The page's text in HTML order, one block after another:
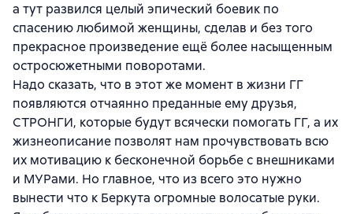
а тут развился целый эпический боевик по
спасению любимой женщины, сделав и без того
прекрасное произведение ещё более насыщенным
остросюжетными поворотами.
Надо сказать, что в этот же момент в жизни ГГ
появляются отчаянно преданные ему друзья,
СТРОНГИ, которые будут всячески помогать ГГ, а их
жизнеописание позволят нам прочувствовать всю
их мотивацию к бесконечной борьбе с внешниками
и МУРами. Но главное, что из всего это нужно
вынести что к Беркута огромные волосатые руки.